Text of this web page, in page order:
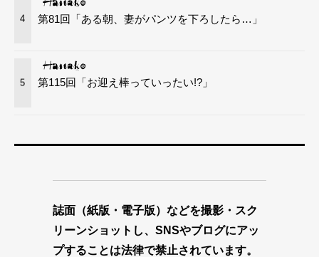
4 第81回「ある朝、妻がパンツを下ろしたら…」
5 第115回「お迎え棒っていったい!?」
誌面（紙版・電子版）などを撮影・スク
リーンショットし、SNSやブログにアッ
プすることは法律で禁止されています。